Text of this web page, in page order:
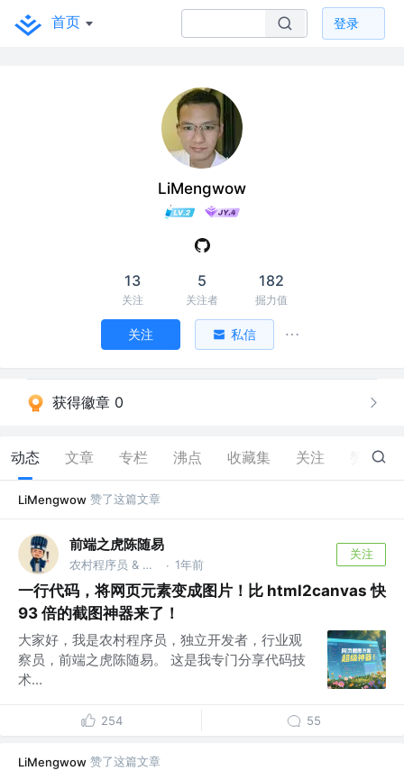
首页 登录
LiMengwow
13
关注
5
关注者
182
掘力值
关注 私信
获得徽章 0
动态 文章 专栏 沸点 收藏集 关注 79
LiMengwow 赞了这篇文章
前端之虎陈随易
农村程序员 & 独立开发者 @随易科技有限公司 · 1年前
关注
一行代码，将网页元素变成图片！比 html2canvas 快
93 倍的截图神器来了！
大家好，我是农村程序员，独立开发者，行业观
察员，前端之虎陈随易。 这是我专门分享代码技
术...
254 55
LiMengwow 赞了这篇文章